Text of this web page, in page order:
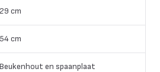
29 cm
54 cm
Beukenhout en spaanplaat